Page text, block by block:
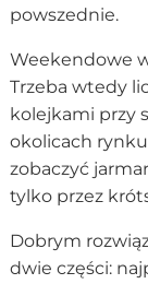
powszednie.
Weekendowe
Trzeba wtedy
kolejkami przy
okolicach
zobaczyć
tylko przez
Dobrym
dwie części: